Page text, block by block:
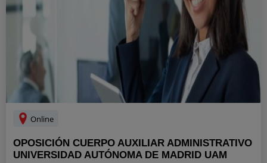
Online
OPOSICIÓN CUERPO AUXILIAR ADMINISTRATIVO
UNIVERSIDAD AUTÓNOMA DE MADRID UAM